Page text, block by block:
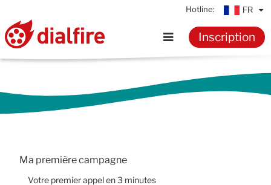
Hotline: FR
Fonctionnalités
Ressources
Inscription
Ma première campagne
Votre premier appel en 3 minutes